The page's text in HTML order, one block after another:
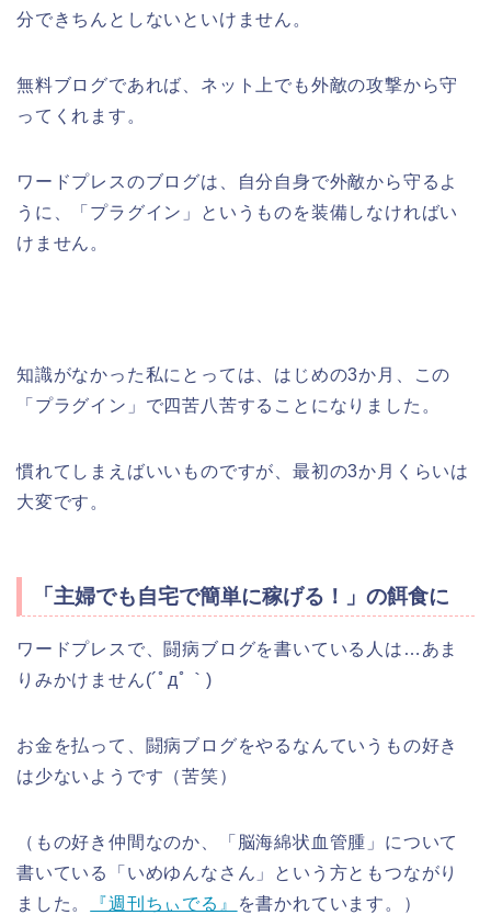
分できちんとしないといけません。
無料ブログであれば、ネット上でも外敵の攻撃から守
ってくれます。
ワードプレスのブログは、自分自身で外敵から守るよ
うに、「プラグイン」というものを装備しなければい
けません。
知識がなかった私にとっては、はじめの3か月、この
「プラグイン」で四苦八苦することになりました。
慣れてしまえばいいものですが、最初の3か月くらいは
大変です。
「主婦でも自宅で簡単に稼げる！」の餌食に
ワードプレスで、闘病ブログを書いている人は…あま
りみかけません(´ﾟдﾟ｀)
お金を払って、闘病ブログをやるなんていうもの好き
は少ないようです（苦笑）
（もの好き仲間なのか、「脳海綿状血管腫」について
書いている「いめゆんなさん」という方ともつながり
ました。
『週刊ちぃでる』 を書かれています。）